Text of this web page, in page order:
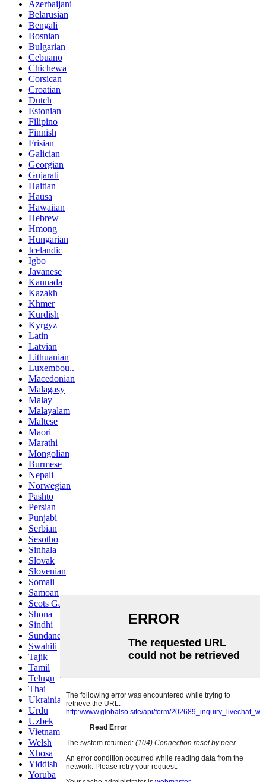
Azerbaijani
Belarusian
Bengali
Bosnian
Bulgarian
Cebuano
Chichewa
Corsican
Croatian
Dutch
Estonian
Filipino
Finnish
Frisian
Galician
Georgian
Gujarati
Haitian
Hausa
Hawaiian
Hebrew
Hmong
Hungarian
Icelandic
Igbo
Javanese
Kannada
Kazakh
Khmer
Kurdish
Kyrgyz
Latin
Latvian
Lithuanian
Luxembou..
Macedonian
Malagasy
Malay
Malayalam
Maltese
Maori
Marathi
Mongolian
Burmese
Nepali
Norwegian
Pashto
Persian
Punjabi
Serbian
Sesotho
Sinhala
Slovak
Slovenian
Somali
Samoan
Scots Gaelic
Shona
Sindhi
Sundanese
Swahili
Tajik
Tamil
Telugu
Thai
Ukrainian
Urdu
Uzbek
Vietnamese
Welsh
Xhosa
Yiddish
Yoruba